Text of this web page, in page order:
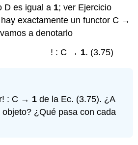
D es igual a 1; ver Ejercicio
exactamente un functor C →
a denotarlo
! : C → 1. (3.75)
: C → 1 de la Ec. (3.75). ¿A
¿Qué pasa con cada